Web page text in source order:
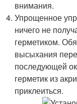
внимания.
Упрощенное
ничего не
герметиком.
высыхания
последующей
герметик из
приклеиться.